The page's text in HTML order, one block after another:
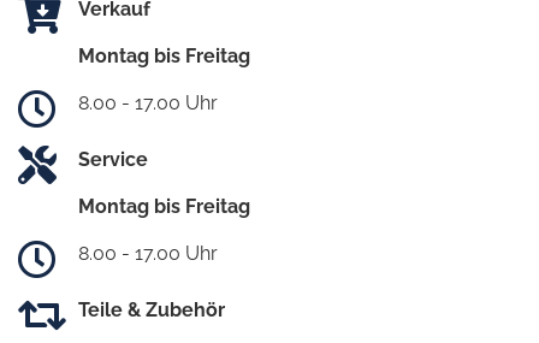
Verkauf
Montag bis Freitag
8.00 - 17.00 Uhr
Service
Montag bis Freitag
8.00 - 17.00 Uhr
Teile & Zubehör